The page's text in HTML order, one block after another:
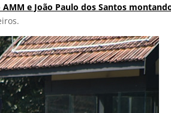
e João Paulo dos Santos